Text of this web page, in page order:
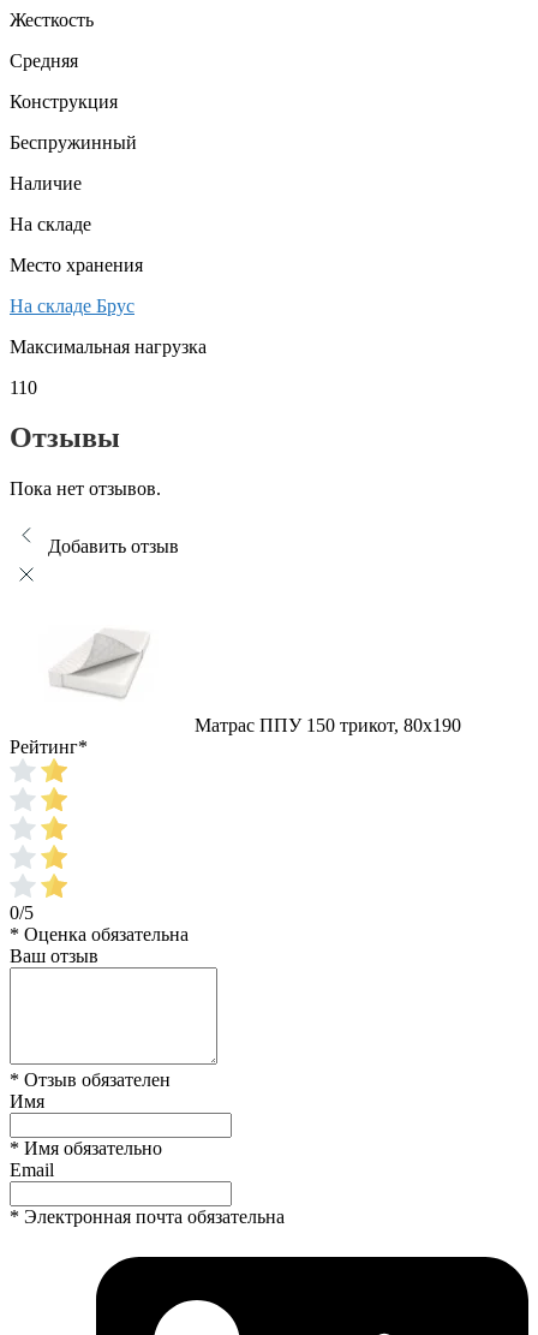
Жесткость
Средняя
Конструкция
Беспружинный
Наличие
На складе
Место хранения
На складе Брус
Максимальная нагрузка
110
Отзывы
Пока нет отзывов.
Добавить отзыв
Матрас ППУ 150 трикот, 80x190
Рейтинг*
0/5
* Оценка обязательна
Ваш отзыв
* Отзыв обязателен
Имя
* Имя обязательно
Email
* Электронная почта обязательна